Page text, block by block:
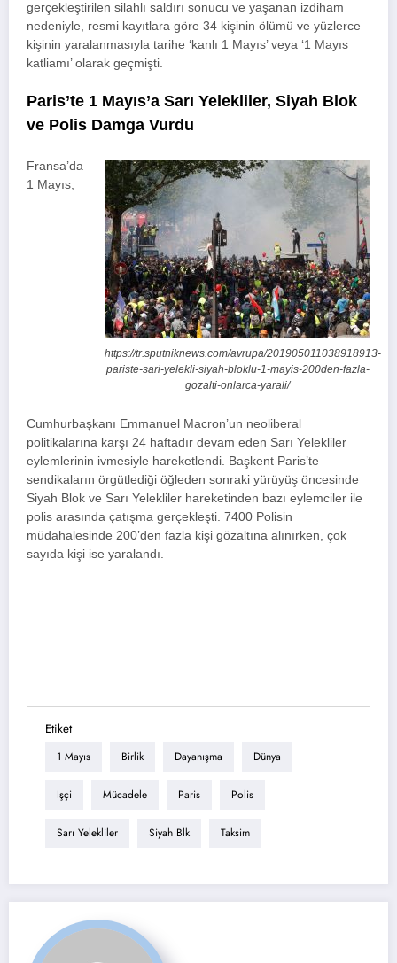
gerçekleştirilen silahlı saldırı sonucu ve yaşanan izdiham
nedeniyle, resmi kayıtlara göre 34 kişinin ölümü ve yüzlerce
kişinin yaralanmasıyla tarihe ‘kanlı 1 Mayıs’ veya ‘1 Mayıs
katliamı’ olarak geçmişti.
Paris’te 1 Mayıs’a Sarı Yelekliler, Siyah Blok
ve Polis Damga Vurdu
https://tr.sputniknews.com/avrupa/201905011038918913-
pariste-sari-yelekli-siyah-bloklu-1-mayis-200den-fazla-
gozalti-onlarca-yarali/
Fransa’da
1 Mayıs,
Cumhurbaşkanı Emmanuel Macron’un neoliberal
politikalarına karşı 24 haftadır devam eden Sarı Yelekliler
eylemlerinin ivmesiyle hareketlendi. Başkent Paris’te
sendikaların örgütlediği öğleden sonraki yürüyüş öncesinde
Siyah Blok ve Sarı Yelekliler hareketinden bazı eylemciler ile
polis arasında çatışma gerçekleşti. 7400 Polisin
müdahalesinde 200’den fazla kişi gözaltına alınırken, çok
sayıda kişi ise yaralandı.
Etiket
1 Mayıs Birlik Dayanışma Dünya
Işçi Mücadele Paris Polis
Sarı Yelekliler Siyah Blk Taksim